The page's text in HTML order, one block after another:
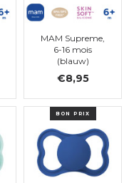
MAM Supreme,
6-16 mois
(blauw)
€8,95
BON PRIX